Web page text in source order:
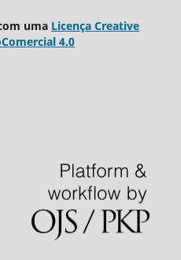
uma Licença Creative
4.0